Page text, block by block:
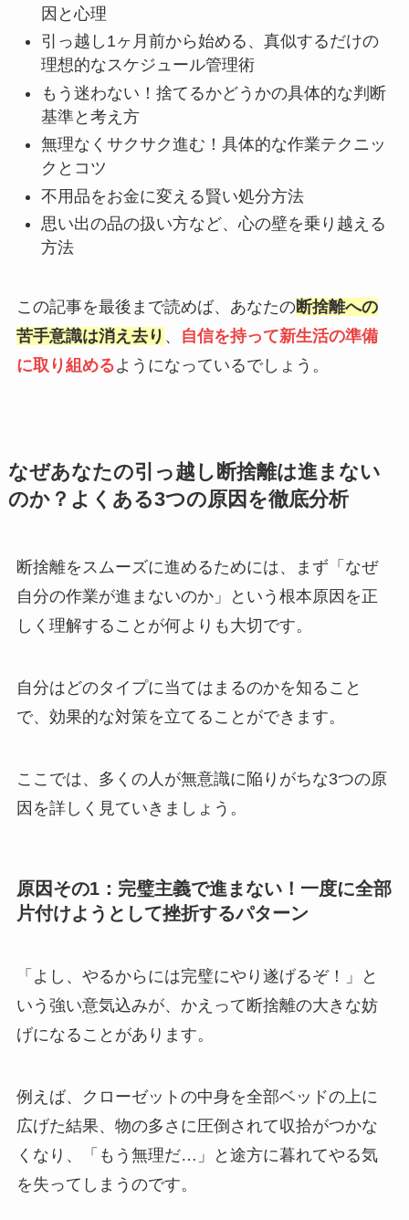
因と心理
引っ越し1ヶ月前から始める、真似するだけの
理想的なスケジュール管理術
もう迷わない！捨てるかどうかの具体的な判断
基準と考え方
無理なくサクサク進む！具体的な作業テクニッ
クとコツ
不用品をお金に変える賢い処分方法
思い出の品の扱い方など、心の壁を乗り越える
方法
この記事を最後まで読めば、あなたの断捨離への
苦手意識は消え去り 、
自信を持って新生活の準備
に取り組めるようになっているでしょう。
なぜあなたの引っ越し断捨離は進まない
のか？よくある3つの原因を徹底分析
断捨離をスムーズに進めるためには、まず「なぜ
自分の作業が進まないのか」という根本原因を正
しく理解することが何よりも大切です。
自分はどのタイプに当てはまるのかを知ること
で、効果的な対策を立てることができます。
ここでは、多くの人が無意識に陥りがちな3つの原
因を詳しく見ていきましょう。
原因その1：完璧主義で進まない！一度に全部
片付けようとして挫折するパターン
「よし、やるからには完璧にやり遂げるぞ！」と
いう強い意気込みが、かえって断捨離の大きな妨
げになることがあります。
例えば、クローゼットの中身を全部ベッドの上に
広げた結果、物の多さに圧倒されて収拾がつかな
くなり、「もう無理だ…」と途方に暮れてやる気
を失ってしまうのです。